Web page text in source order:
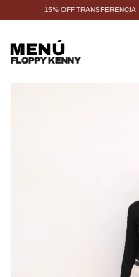
15% OFF TRANSFERENCIA
MENÚ